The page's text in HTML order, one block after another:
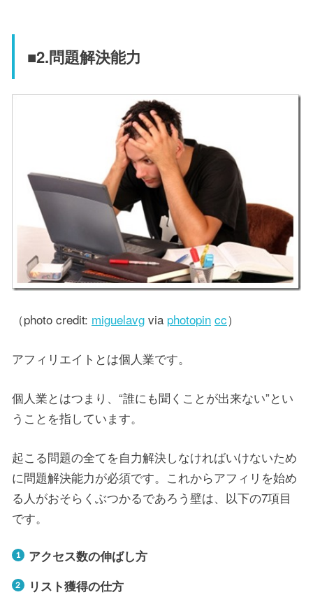
■2.問題解決能力
（photo credit: miguelavg via photopin cc）
アフィリエイトとは個人業です。
個人業とはつまり、“誰にも聞くことが出来ない”とい
うことを指しています。
起こる問題の全てを自力解決しなければいけないため
に問題解決能力が必須です。これからアフィリを始め
る人がおそらくぶつかるであろう壁は、以下の7項目
です。
アクセス数の伸ばし方
リスト獲得の仕方